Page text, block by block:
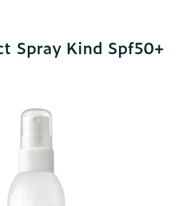
Spray Kind Spf50+